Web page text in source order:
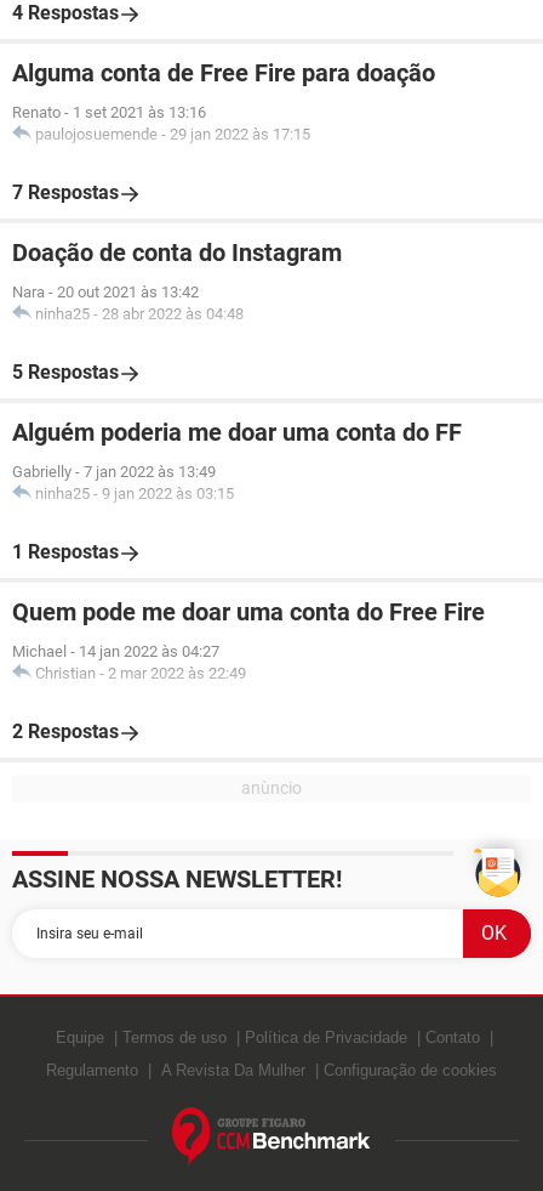
4 Respostas
Alguma conta de Free Fire para doação
Renato - 1 set 2021 às 13:16
paulojosuemende - 29 jan 2022 às 17:15
7 Respostas
Doação de conta do Instagram
Nara - 20 out 2021 às 13:42
ninha25 - 28 abr 2022 às 04:48
5 Respostas
Alguém poderia me doar uma conta do FF
Gabrielly - 7 jan 2022 às 13:49
ninha25 - 9 jan 2022 às 03:15
1 Respostas
Quem pode me doar uma conta do Free Fire
Michael - 14 jan 2022 às 04:27
Christian - 2 mar 2022 às 22:49
2 Respostas
ASSINE NOSSA NEWSLETTER!
Equipe Termos de uso Política de Privacidade
Contato
Regulamento
A Revista Da Mulher Configuração de cookies